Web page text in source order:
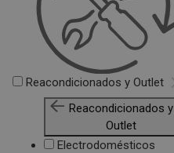
Reacondicionados y Outlet
Reacondicionados y
Outlet
Electrodomésticos